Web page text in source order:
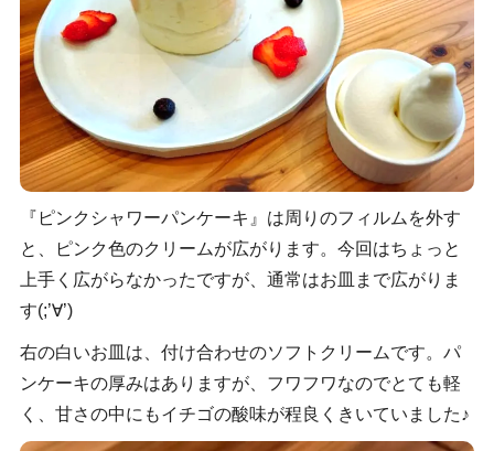
『ピンクシャワーパンケーキ』は周りのフィルムを外す
と、ピンク色のクリームが広がります。今回はちょっと
上手く広がらなかったですが、通常はお皿まで広がりま
す(;’∀’)
右の白いお皿は、付け合わせのソフトクリームです。パ
ンケーキの厚みはありますが、フワフワなのでとても軽
く、甘さの中にもイチゴの酸味が程良くきいていました♪